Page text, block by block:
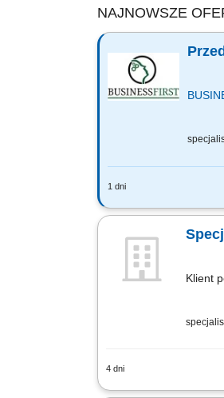
NAJNOWSZE
1 dni
Opis
Klient
4 dni